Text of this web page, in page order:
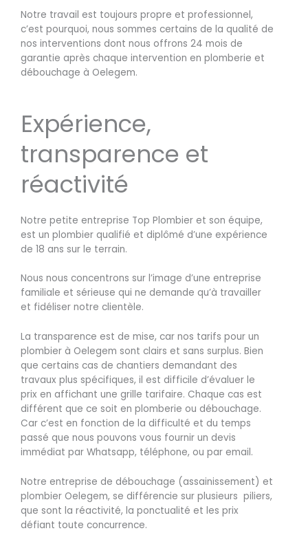
Notre travail est toujours propre et professionnel,
c’est pourquoi, nous sommes certains de la qualité de
nos interventions dont nous offrons 24 mois de
garantie après chaque intervention en plomberie et
débouchage à Oelegem.
Expérience,
transparence et
réactivité
Notre petite entreprise Top Plombier et son équipe,
est un plombier qualifié et diplômé d’une expérience
de 18 ans sur le terrain.
Nous nous concentrons sur l’image d’une entreprise
familiale et sérieuse qui ne demande qu’à travailler
et fidéliser notre clientèle.
La transparence est de mise, car nos tarifs pour un
plombier à Oelegem sont clairs et sans surplus. Bien
que certains cas de chantiers demandant des
travaux plus spécifiques, il est difficile d’évaluer le
prix en affichant une grille tarifaire. Chaque cas est
différent que ce soit en plomberie ou débouchage.
Car c’est en fonction de la difficulté et du temps
passé que nous pouvons vous fournir un devis
immédiat par Whatsapp, téléphone, ou par email.
Notre entreprise de débouchage (assainissement) et
plombier Oelegem, se différencie sur plusieurs piliers,
que sont la réactivité, la ponctualité et les prix
défiant toute concurrence.